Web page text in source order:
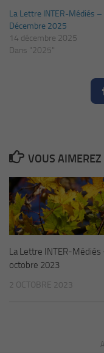
La Lettre INTER-Médiés –
Décembre 2025
14 décembre 2025
Dans "2025"
VOUS AIMEREZ
La Lettre INTER-Médiés
octobre 2023
2 OCTOBRE 2023